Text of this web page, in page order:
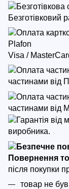
Безготівковий
Visa /
частинами від
частинами від
виробника.
Повернення
після покупки
товар не був